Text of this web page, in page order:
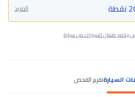
المزيد
برنامج ضمان السيارات من سيارة
السيارةتقرير الفحص